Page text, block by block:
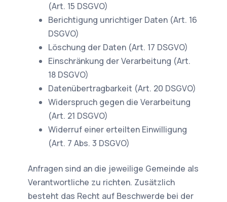
(Art. 15 DSGVO)
Berichtigung unrichtiger Daten (Art. 16
DSGVO)
Löschung der Daten (Art. 17 DSGVO)
Einschränkung der Verarbeitung (Art.
18 DSGVO)
Datenübertragbarkeit (Art. 20 DSGVO)
Widerspruch gegen die Verarbeitung
(Art. 21 DSGVO)
Widerruf einer erteilten Einwilligung
(Art. 7 Abs. 3 DSGVO)
Anfragen sind an die jeweilige Gemeinde als
Verantwortliche zu richten. Zusätzlich
besteht das Recht auf Beschwerde bei der